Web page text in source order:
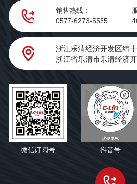
销售热线：
0577-6273-5555
浙江乐清经济开发区纬
浙江省乐清市乐清经济
微信订阅号 抖音号